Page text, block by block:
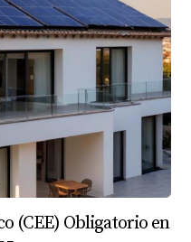
minimalista utiliza
y ordenado. > "El estilo
blancas combinadas
jóvenes.
naturales como la
calidez
de madera envejecida;
(CEE) Obligatorio en